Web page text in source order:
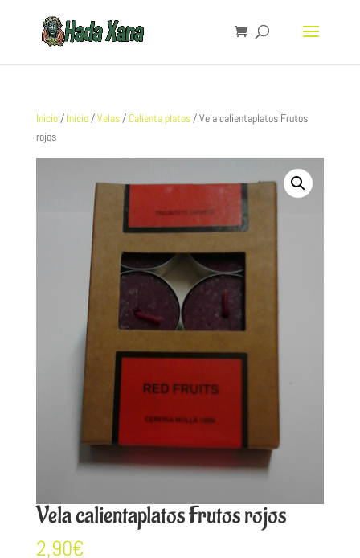
Inicio/ Inicio/Velas/ Calienta platos/ Vela calientaplatos Frutos
rojos
Vela calientaplatos Frutos rojos
2,90€